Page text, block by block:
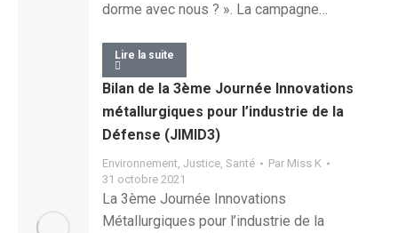
dorme avec nous ? ». La campagne…
Lire la suite
Bilan de la 3ème Journée Innovations
métallurgiques pour l’industrie de la
Défense (JIMID3)
Environnement, Justice, Santé Par Miss K
31 octobre 2021
La 3ème Journée Innovations
Métallurgiques pour l’industrie de la